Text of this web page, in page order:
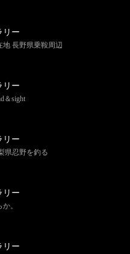
リー
地 長野県乗鞍周辺
リー
＆sight
リー
県忍野を釣る
リー
。
リー